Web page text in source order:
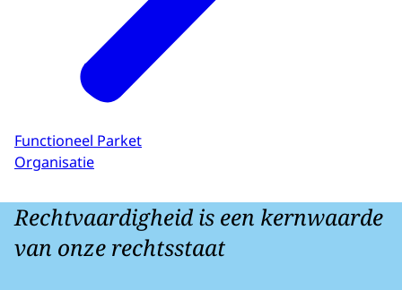
Functioneel Parket
Organisatie
Rechtvaardigheid is een kernwaarde
van onze rechtsstaat